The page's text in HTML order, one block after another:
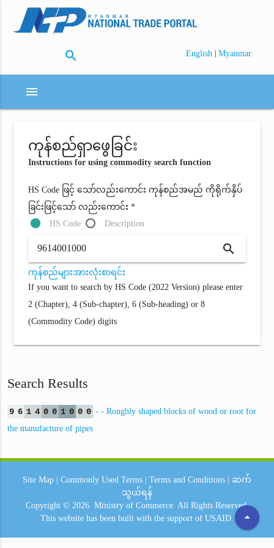
search English | Myanmar
menu
ကုန်စည်ရှာဖွေခြင်း
Instructions for using commodity search function
HS Code ဖြင့် သော်လည်းကောင်း ကုန်စည်အမည် ကိုရိုက်နှိပ်
ခြင်းဖြင့်သော် လည်းကောင်း *
HS Code
Description
search
ကုန်စည်များအားလုံးစာရင်း
If you want to search by HS Code (2022 Version) please enter
2 (Chapter), 4 (Sub-chapter), 6 (Sub-heading) or 8
(Commodity Code) digits
Search Results
9 6 1 4 0 0 1 0 0 0 - - Roughly shaped blocks of wood or root for
the manufacture of pipes
arrow_drop_up
Site Map Commonly Used Terms Terms and Conditions
ဆက်
သွယ်ရန်
Copyright © 2026. Ministry of Commerce. All Rights Reserved.
This website has been built with the support of USAID.